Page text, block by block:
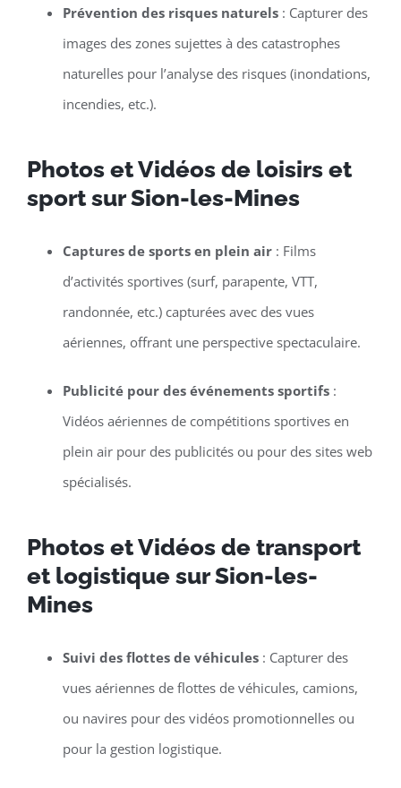
Prévention des risques naturels: Capturer des
images des zones sujettes à des catastrophes
naturelles pour l’analyse des risques (inondations,
incendies, etc.).
Photos et Vidéos de loisirs et
sport sur Sion-les-Mines
Captures de sports en plein air: Films
d’activités sportives (surf, parapente, VTT,
randonnée, etc.) capturées avec des vues
aériennes, offrant une perspective spectaculaire.
Publicité pour des événements sportifs:
Vidéos aériennes de compétitions sportives en
plein air pour des publicités ou pour des sites web
spécialisés.
Photos et Vidéos de transport
et logistique sur Sion-les-
Mines
Suivi des flottes de véhicules: Capturer des
vues aériennes de flottes de véhicules, camions,
ou navires pour des vidéos promotionnelles ou
pour la gestion logistique.